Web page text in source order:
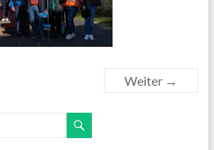
Weiter →